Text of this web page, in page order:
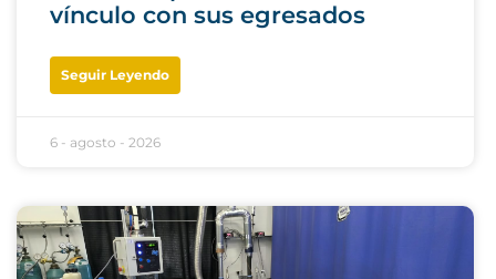
vínculo con sus egresados
Seguir Leyendo
6 - agosto - 2026